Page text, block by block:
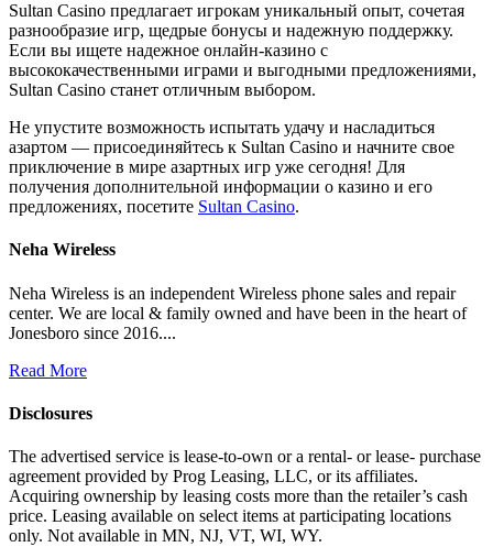
Sultan Casino предлагает игрокам уникальный опыт, сочетая
разнообразие игр, щедрые бонусы и надежную поддержку.
Если вы ищете надежное онлайн-казино с
высококачественными играми и выгодными предложениями,
Sultan Casino станет отличным выбором.
Не упустите возможность испытать удачу и насладиться
азартом — присоединяйтесь к Sultan Casino и начните свое
приключение в мире азартных игр уже сегодня! Для
получения дополнительной информации о казино и его
предложениях, посетите Sultan Casino.
Neha Wireless
Neha Wireless is an independent Wireless phone sales and repair
center. We are local & family owned and have been in the heart of
Jonesboro since 2016....
Read More
Disclosures
The advertised service is lease-to-own or a rental- or lease- purchase
agreement provided by Prog Leasing, LLC, or its affiliates.
Acquiring ownership by leasing costs more than the retailer’s cash
price. Leasing available on select items at participating locations
only. Not available in MN, NJ, VT, WI, WY.